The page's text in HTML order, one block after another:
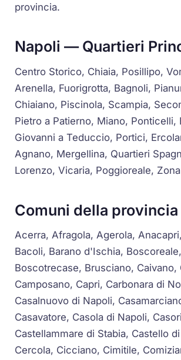
provincia.
Napoli — Quartieri
Centro Storico, Chiaia, Posillipo,
Arenella, Fuorigrotta, Bagnoli,
Chiaiano, Piscinola, Scampia,
Pietro a Patierno, Miano, Ponticelli,
Giovanni a Teduccio, Portici,
Agnano, Mergellina, Quartieri
Lorenzo, Vicaria, Poggioreale,
Comuni della
Acerra, Afragola, Agerola,
Bacoli, Barano d'Ischia, Boscoreale,
Boscotrecase, Brusciano, Caivano,
Camposano, Capri, Carbonara di
Casalnuovo di Napoli,
Casavatore, Casola di Napoli,
Castellammare di Stabia, Castello
Cercola, Cicciano, Cimitile,